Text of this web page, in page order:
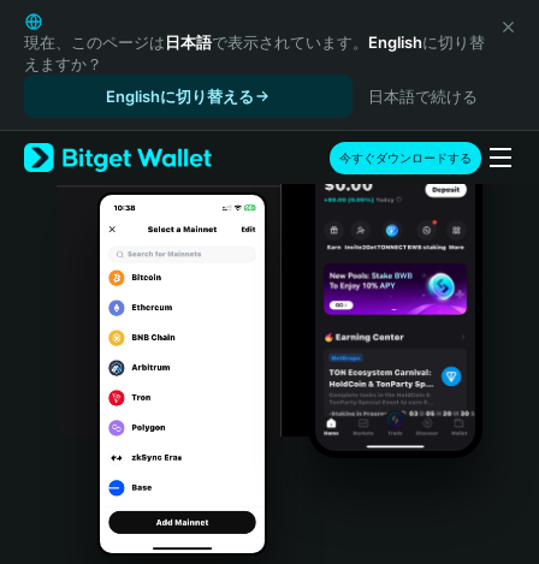
English
日本語
Tiếng Việt
Español (Latinoamérica)
Türkçe
Italiano
Português (Portugal)
Bahasa Indonesia
Português (Brasil)
Español (Argentina)
現在、このページは日本語で表示されています。 Englishに切り替
えますか？
Englishに切り替える
日本語で続ける
今すぐダウンロードする